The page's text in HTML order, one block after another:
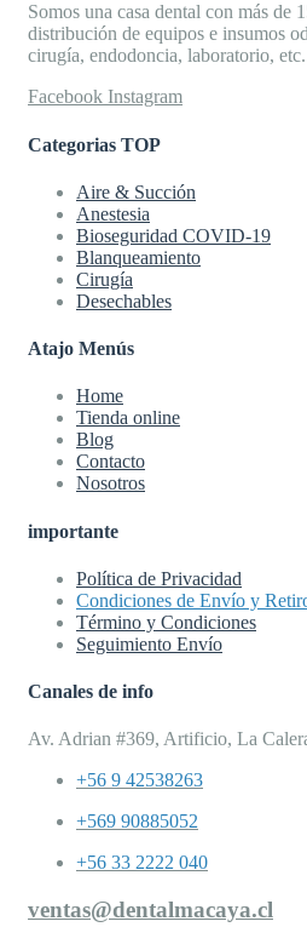
Somos una casa dental con más de
distribución de equipos e insumos
cirugía, endodoncia, laboratorio, etc.
Facebook Instagram
Categorias TOP
Aire & Succión
Anestesia
Bioseguridad COVID-19
Blanqueamiento
Cirugía
Desechables
Atajo Menús
Home
Tienda online
Blog
Contacto
Nosotros
importante
Política de Privacidad
Condiciones de Envío y
Término y Condiciones
Seguimiento Envío
Canales de info
Av. Adrian #369, Artificio, La
+56 9 42538263
+569 90885052
+56 33 2222 040
ventas@dentalmacaya.cl